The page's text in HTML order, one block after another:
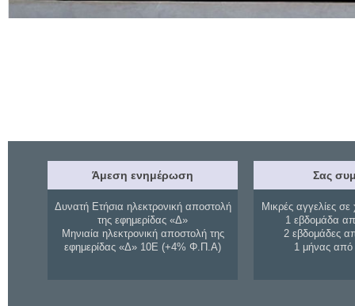
Άμεση ενημέρωση
Δυνατή Ετήσια ηλεκτρονική αποστολή
της εφημερίδας «Δ»
Μηνιαία ηλεκτρονική αποστολή της
εφημερίδας «Δ» 10Ε (+4% Φ.Π.Α)
Σας
Μικρές αγγελίες σε
1 εβδομάδα
2 εβδομάδες
1 μήνας